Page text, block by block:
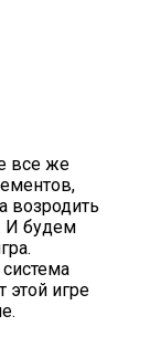
все же
возродить
И будем
этой игре